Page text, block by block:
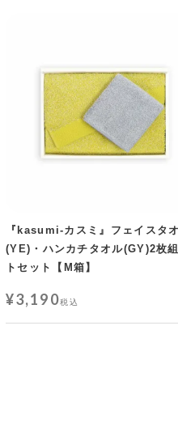
『kasumi-カスミ』フェイスタ
(YE)・ハンカチタオル(GY)2枚
トセット【M箱】
¥3,190税込